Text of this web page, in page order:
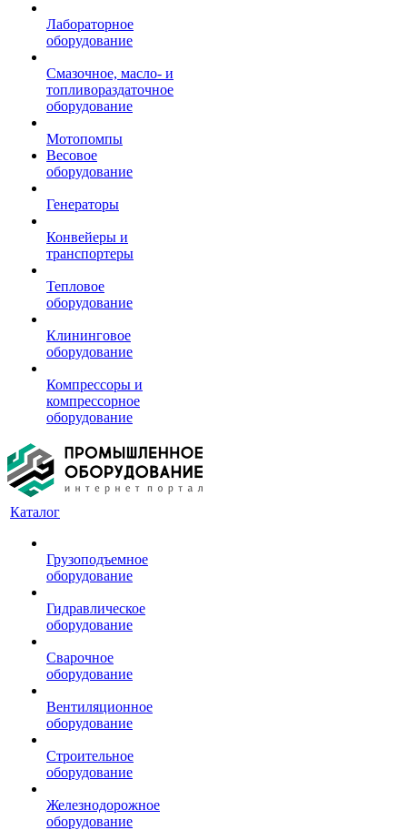
Лабораторное
оборудование
Смазочное, масло- и
топливораздаточное
оборудование
Мотопомпы
Весовое
оборудование
Генераторы
Конвейеры и
транспортеры
Тепловое
оборудование
Клининговое
оборудование
Компрессоры и
компрессорное
оборудование
Каталог
Грузоподъемное
оборудование
Гидравлическое
оборудование
Сварочное
оборудование
Вентиляционное
оборудование
Строительное
оборудование
Железнодорожное
оборудование